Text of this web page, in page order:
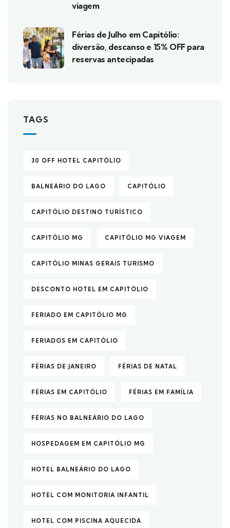
viagem
Férias de Julho em Capitólio:
diversão, descanso e 15% OFF para
reservas antecipadas
TAGS
30 OFF HOTEL CAPITÓLIO
BALNEÁRIO DO LAGO CAPITÓLIO
CAPITÓLIO DESTINO TURÍSTICO
CAPITÓLIO MG CAPITÓLIO MG VIAGEM
CAPITÓLIO MINAS GERAIS TURISMO
DESCONTO HOTEL EM CAPITÓLIO
FERIADO EM CAPITÓLIO MG
FERIADOS EM CAPITÓLIO
FÉRIAS DE JANEIRO FÉRIAS DE NATAL
FÉRIAS EM CAPITÓLIO FÉRIAS EM FAMÍLIA
FÉRIAS NO BALNEÁRIO DO LAGO
HOSPEDAGEM EM CAPITÓLIO MG
HOTEL BALNEÁRIO DO LAGO
HOTEL COM MONITORIA INFANTIL
HOTEL COM PISCINA AQUECIDA